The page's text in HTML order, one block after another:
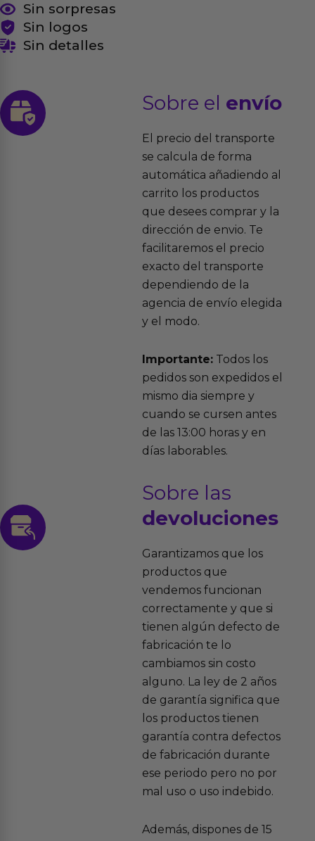
Sin sorpresas
Sin logos
Sin detalles
Sobre el envío
El precio del transporte
se calcula de forma
automática añadiendo al
carrito los productos
que desees comprar y la
dirección de envio. Te
facilitaremos el precio
exacto del transporte
dependiendo de la
agencia de envío elegida
y el modo.
Importante:Todos los
pedidos son expedidos el
mismo dia siempre y
cuando se cursen antes
de las 13:00 horas y en
días laborables.
Sobre las
devoluciones
Garantizamos que los
productos que
vendemos funcionan
correctamente y que si
tienen algún defecto de
fabricación te lo
cambiamos sin costo
alguno. La ley de 2 años
de garantía significa que
los productos tienen
garantía contra defectos
de fabricación durante
ese periodo pero no por
mal uso o uso indebido.
Además, dispones de 15